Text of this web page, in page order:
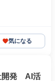
気になる
開発 AI活